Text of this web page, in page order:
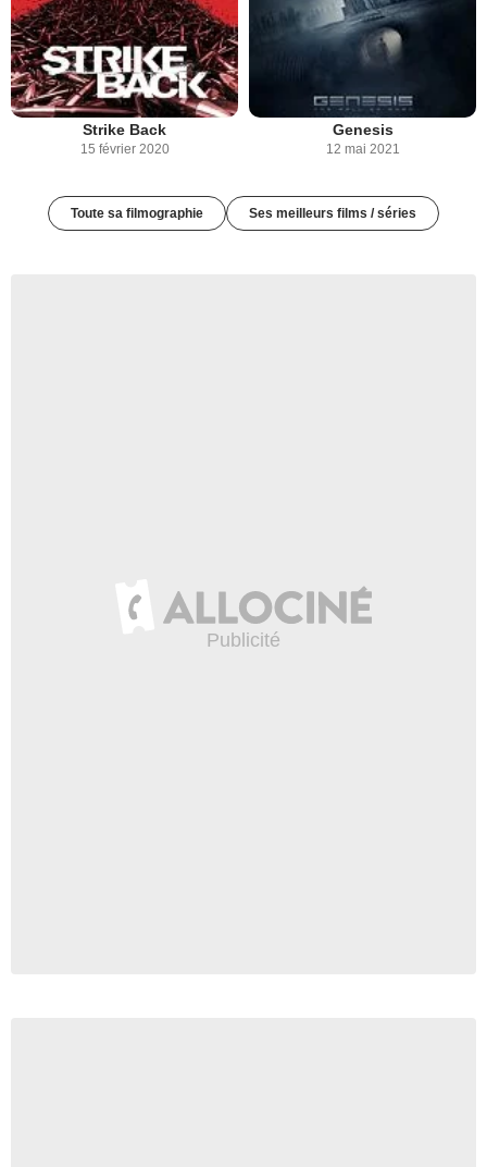
Strike Back
15 février 2020
Genesis
12 mai 2021
Toute sa filmographie Ses meilleurs films / séries